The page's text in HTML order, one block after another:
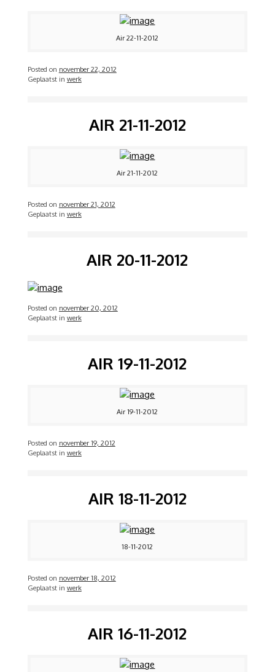
Air 22-11-2012
Posted on november 22, 2012
Geplaatst in werk
AIR 21-11-2012
Air 21-11-2012
Posted on november 21, 2012
Geplaatst in werk
AIR 20-11-2012
Posted on november 20, 2012
Geplaatst in werk
AIR 19-11-2012
Air 19-11-2012
Posted on november 19, 2012
Geplaatst in werk
AIR 18-11-2012
18-11-2012
Posted on november 18, 2012
Geplaatst in werk
AIR 16-11-2012